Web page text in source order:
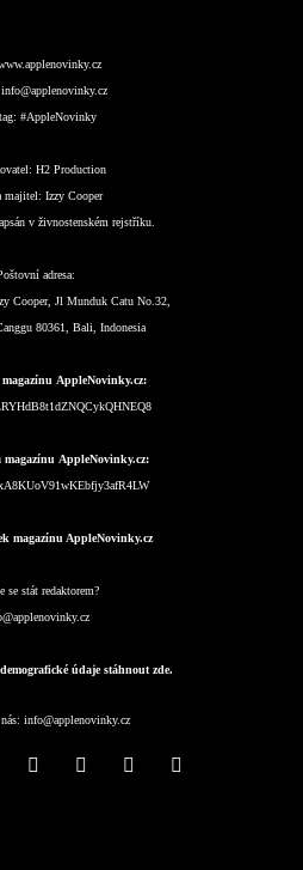
info@applenovinky.cz
#AppleNovinky
H2 Production
majitel: Izzy Cooper
v živnostenském rejstříku.
adresa:
Cooper, Jl Munduk Catu No.32,
80361, Bali, Indonesia
AppleNovinky.cz:
magazínu AppleNovinky.cz:
magazínu AppleNovinky.cz
se stát redaktorem?
údaje stáhnout zde.
info@applenovinky.cz